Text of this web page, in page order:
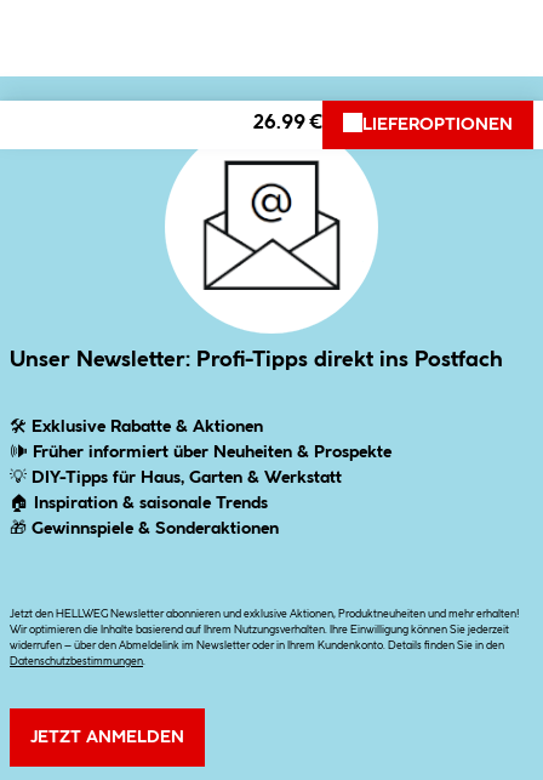
26.99 € LIEFEROPTIONEN
Unser Newsletter: Profi-Tipps direkt ins Postfach
🛠 Exklusive Rabatte & Aktionen
🕪 Früher informiert über Neuheiten & Prospekte
💡 DIY-Tipps für Haus, Garten & Werkstatt
🏠
Inspiration & saisonale Trends
🎁 Gewinnspiele & Sonderaktionen
Jetzt den HELLWEG Newsletter abonnieren und exklusive Aktionen, Produktneuheiten und mehr erhalten!
Wir optimieren die Inhalte basierend auf Ihrem Nutzungsverhalten. Ihre Einwilligung können Sie jederzeit
widerrufen – über den Abmeldelink im Newsletter oder in Ihrem Kundenkonto. Details finden Sie in den
Datenschutzbestimmungen
JETZT ANMELDEN